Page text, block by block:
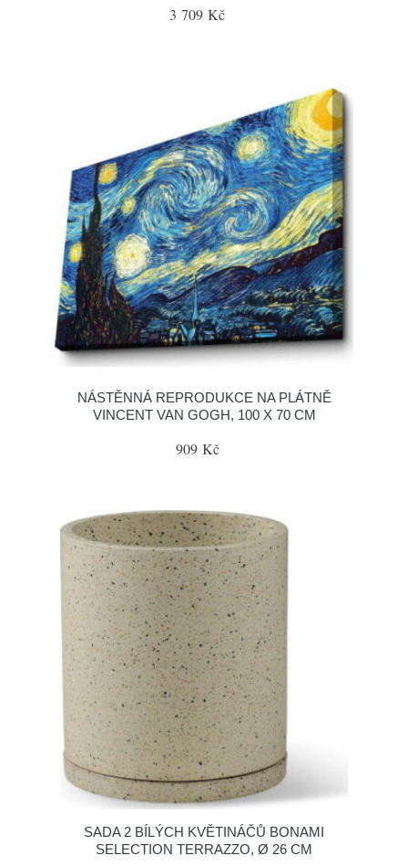
3 709 Kč
NÁSTĚNNÁ REPRODUKCE NA PLÁTNĚ
VINCENT VAN GOGH, 100 X 70 CM
909 Kč
SADA 2 BÍLÝCH KVĚTINÁČŮ BONAMI
SELECTION TERRAZZO, Ø 26 CM